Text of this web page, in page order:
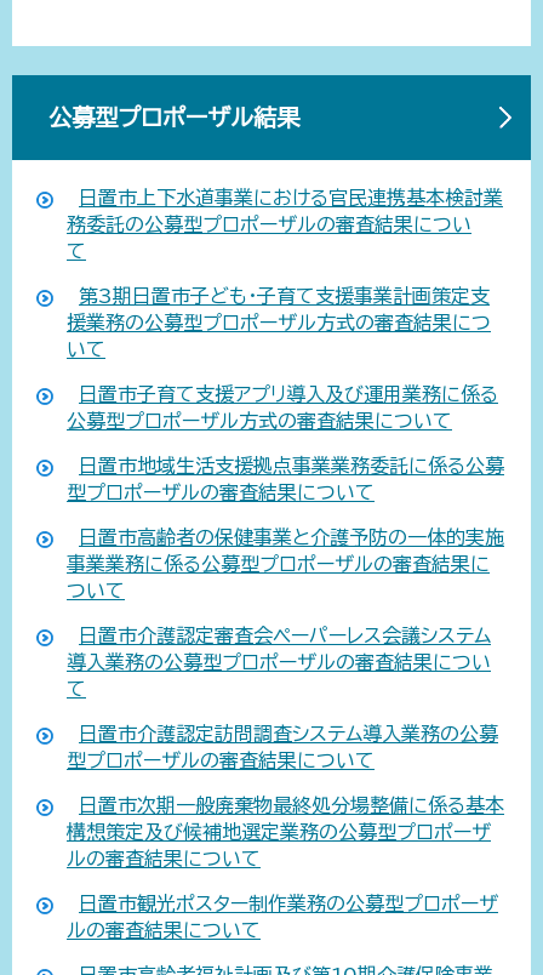
公募型プロポーザル結果
日置市上下水道事業における官民連携基本検討業
務委託の公募型プロポーザルの審査結果につい
て
第3期日置市子ども・子育て支援事業計画策定支
援業務の公募型プロポーザル方式の審査結果につ
いて
日置市子育て支援アプリ導入及び運用業務に係る
公募型プロポーザル方式の審査結果について
日置市地域生活支援拠点事業業務委託に係る公募
型プロポーザルの審査結果について
日置市高齢者の保健事業と介護予防の一体的実施
事業業務に係る公募型プロポーザルの審査結果に
ついて
日置市介護認定審査会ペーパーレス会議システム
導入業務の公募型プロポーザルの審査結果につい
て
日置市介護認定訪問調査システム導入業務の公募
型プロポーザルの審査結果について
日置市次期一般廃棄物最終処分場整備に係る基本
構想策定及び候補地選定業務の公募型プロポーザ
ルの審査結果について
日置市観光ポスター制作業務の公募型プロポーザ
ルの審査結果について